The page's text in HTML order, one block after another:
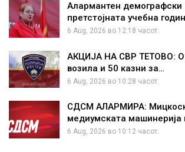
Алармантен демографски
претстојната учебна
6 Aug, 2026 во 12:18 часот.
АКЦИЈА НА СВР ТЕТОВО:
возила и 50 казни за…
6 Aug, 2026 во 10:28 часот.
СДСМ АЛАРМИРА:
медиумската машинерија
6 Aug, 2026 во 10:12 часот.